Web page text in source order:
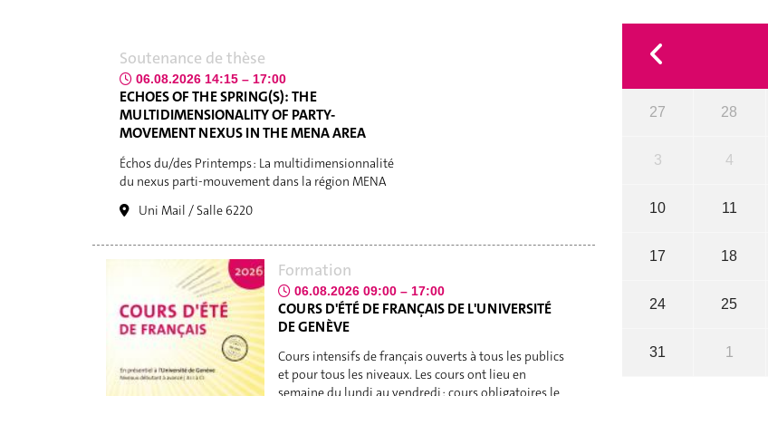
27 28
3 4
10 11
17 18
24 25
31 1
Soutenance de thèse
06.08.2026 14:15 – 17:00
ECHOES OF THE SPRING(S): THE
MULTIDIMENSIONALITY OF PARTY-
MOVEMENT NEXUS IN THE MENA AREA
Échos du/des Printemps : La multidimensionnalité
du nexus parti-mouvement dans la région MENA
Uni Mail / Salle 6220
Formation
06.08.2026 09:00 – 17:00
COURS D'ÉTÉ DE FRANÇAIS DE L'UNIVERSITÉ
DE GENÈVE
Cours intensifs de français ouverts à tous les publics
et pour tous les niveaux. Les cours ont lieu en
semaine du lundi au vendredi : cours obligatoires le